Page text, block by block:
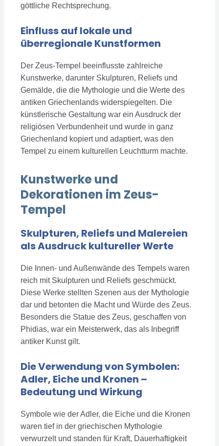
göttliche Rechtsprechung.
Einfluss auf lokale und
überregionale Kunstformen
Der Zeus-Tempel beeinflusste zahlreiche
Kunstwerke, darunter Skulpturen, Reliefs und
Gemälde, die die Mythologie und die Werte des
antiken Griechenlands widerspiegelten. Die
künstlerische Gestaltung war ein Ausdruck der
religiösen Verbundenheit und wurde in ganz
Griechenland kopiert und adaptiert, was den
Tempel zu einem kulturellen Leuchtturm machte.
Kunstwerke und
Dekorationen im Zeus-
Tempel
Skulpturen, Reliefs und Malereien
als Ausdruck kultureller Werte
Die Innen- und Außenwände des Tempels waren
reich mit Skulpturen und Reliefs geschmückt.
Diese Werke stellten Szenen aus der Mythologie
dar und betonten die Macht und Würde des Zeus.
Besonders die Statue des Zeus, geschaffen von
Phidias, war ein Meisterwerk, das als Inbegriff
antiker Kunst gilt.
Die Verwendung von Symbolen:
Adler, Eiche und Kronen –
Bedeutung und Wirkung
Symbole wie der Adler, die Eiche und die Kronen
waren tief in der griechischen Mythologie
verwurzelt und standen für Kraft, Dauerhaftigkeit